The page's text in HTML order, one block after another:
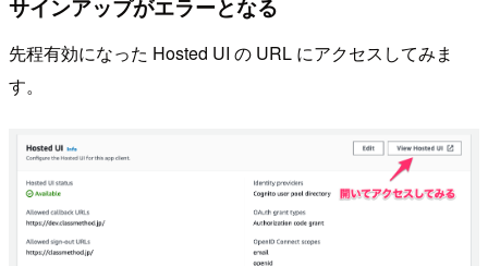
サインアップがエラーとなる
先程有効になった Hosted UI の URL にアクセスしてみま
す。